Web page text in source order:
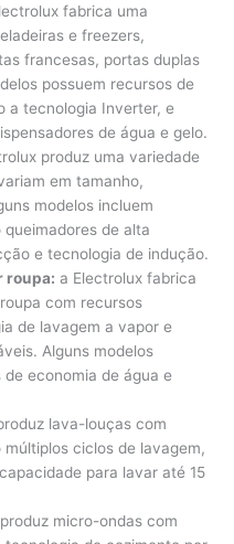
fabrica uma
e freezers,
francesas, portas duplas
possuem recursos de
a tecnologia Inverter, e
de água e gelo.
produz uma variedade
em tamanho,
modelos incluem
de alta
e tecnologia de indução.
roupa: a Electrolux fabrica
com recursos
de lavagem a vapor e
Alguns modelos
economia de água e
lava-louças com
ciclos de lavagem,
para lavar até 15
micro-ondas com